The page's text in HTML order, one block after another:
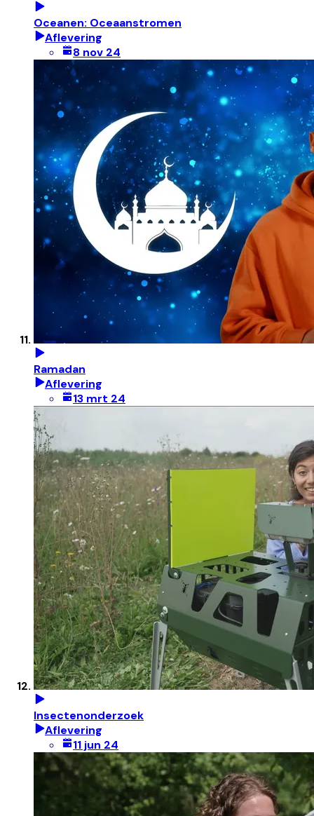
Oceanen: Oceaanstromen
Aflevering
8 nov 24
Ramadan
Aflevering
13 mrt 24
Insectenonderzoek
Aflevering
11 jun 24